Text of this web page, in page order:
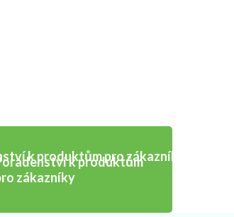
k produktům
zákazníky